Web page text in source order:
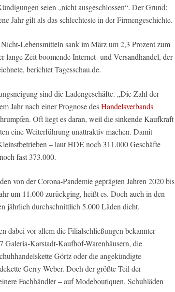
seien „nicht ausgeschlossen“. Der Grund:
Jahr gilt als das schlechteste in der Firmengeschichte.
Lebensmitteln sank im März um 2,3 Prozent zum
lange Zeit boomende Internet- und Versandhandel, der
berichtet Tagesschau.de.
sind die Ladengeschäfte. „Die Zahl der
Jahr nach einer Prognose desHandelsverbands
Oft liegt es daran, weil die sinkende Kaufkraft
eine Weiterführung unattraktiv machen. Damit
– laut HDE noch 311.000 Geschäfte
fast 373.000.
von der Corona-Pandemie geprägten Jahren 2020 bis
um 11.000 zurückging, heißt es. Doch auch in den
jährlich durchschnittlich 5.000 Läden dicht.
dabei vor allem die Filialschließungen bekannter
Galeria-Karstadt-Kaufhof-Warenhäusern, die
Görtz oder die angekündigte
Gerry Weber. Doch der größte Teil der
Fachhändler – auf Modeboutiquen, Schuhläden